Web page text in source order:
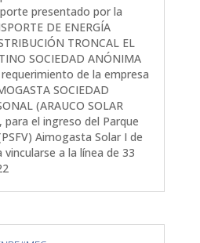
presentado por la
DE ENERGÍA
TRONCAL EL
SOCIEDAD ANÓNIMA
requerimiento de la empresa
SOCIEDAD
(ARAUCO SOLAR
para el ingreso del Parque
Aimogasta Solar I de
a la línea de 33